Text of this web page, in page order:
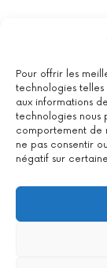
Pour offrir les
technologies
aux informations
technologies nous
comportement de
ne pas consentir
négatif sur
La certification
suivante :